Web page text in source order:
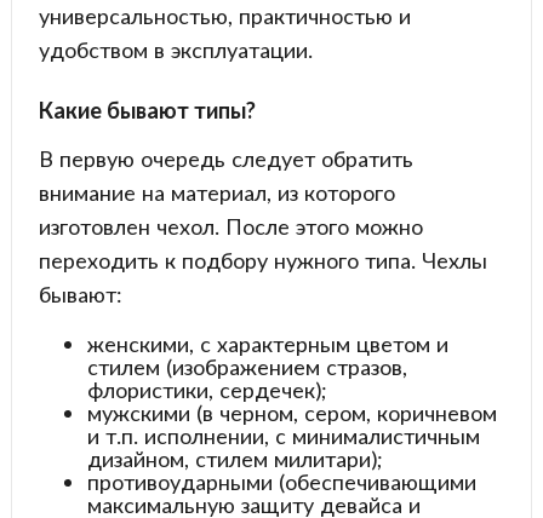
универсальностью, практичностью и
удобством в эксплуатации.
Какие бывают типы?
В первую очередь следует обратить
внимание на материал, из которого
изготовлен чехол. После этого можно
переходить к подбору нужного типа. Чехлы
бывают:
женскими, с характерным цветом и
стилем (изображением стразов,
флористики, сердечек);
мужскими (в черном, сером, коричневом
и т.п. исполнении, с минималистичным
дизайном, стилем милитари);
противоударными (обеспечивающими
максимальную защиту девайса и